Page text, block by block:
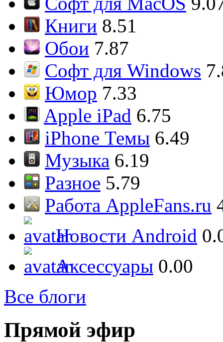
Книги 8.51
Обои 7.87
Софт для Windows
Юмор 7.33
Apple iPad 6.75
iPhone Темы 6.49
Музыка 6.19
Разное 5.79
Работа AppleFans.ru
Новости Android
Аксессуары 0.00
Все блоги
Прямой эфир